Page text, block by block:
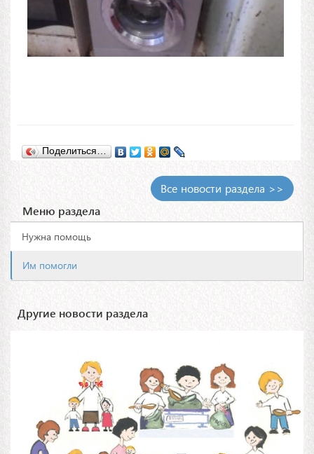
Поделиться…
Все новости раздела >>
Меню раздела
Нужна помощь
Им помогли
Другие новости раздела